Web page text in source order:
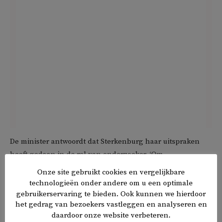
De minister antwoordt dat Sterkenburg haar uitspraken
heeft gedaan in de rol van onderzoeker. ‘Om
onduidelijkheid hierover te voorkomen is eveneens
vermeld dat deze onderzoeker binnen het departement
niet betrokken is bij dit onderwerp, om zo nogmaals te
expliciteren dat de rollen als ambtenaar en onderzoeker
gescheiden zijn’, aldus de minister.
Onze site gebruikt cookies en vergelijkbare
technologieën onder andere om u een optimale
gebruikerservaring te bieden. Ook kunnen we hierdoor
het gedrag van bezoekers vastleggen en analyseren en
daardoor onze website verbeteren.